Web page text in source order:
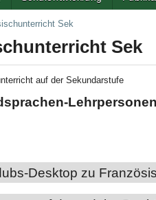
Sek
Sek
auf der Sekundarstufe
Desktop zu